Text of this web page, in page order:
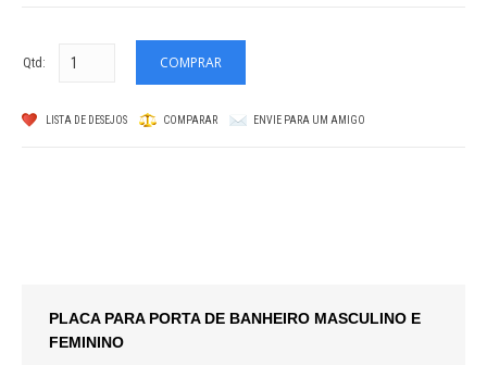
Qtd:
LISTA DE DESEJOS COMPARAR ENVIE PARA UM AMIGO
PLACA PARA PORTA DE BANHEIRO MASCULINO E
FEMININO